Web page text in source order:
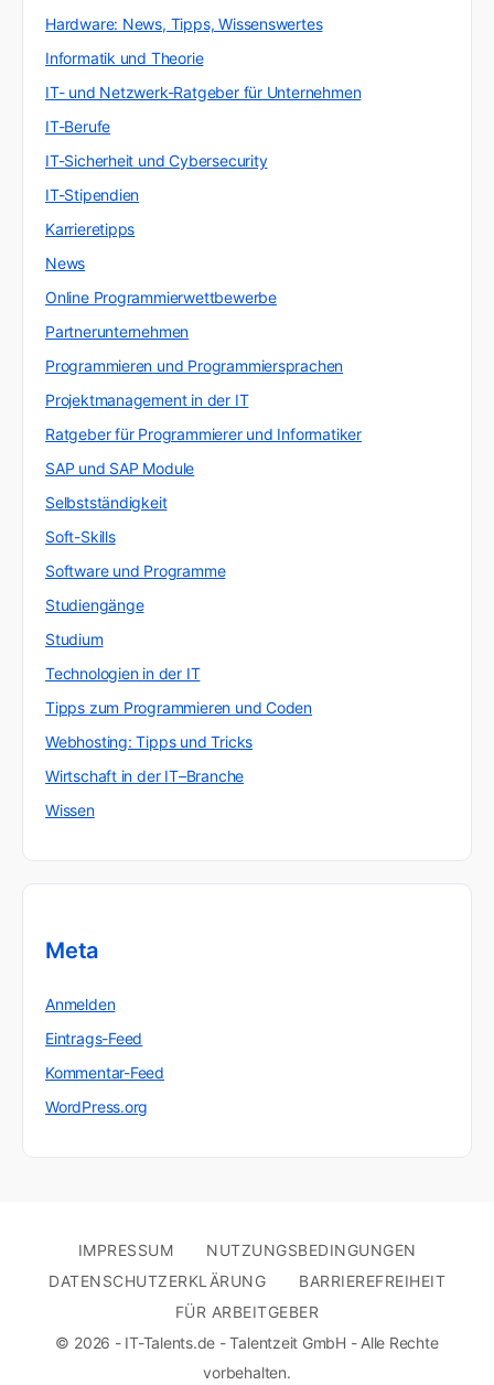
Hardware: News, Tipps, Wissenswertes
Informatik und Theorie
IT- und Netzwerk-Ratgeber für Unternehmen
IT-Berufe
IT-Sicherheit und Cybersecurity
IT-Stipendien
Karrieretipps
News
Online Programmierwettbewerbe
Partnerunternehmen
Programmieren und Programmiersprachen
Projektmanagement in der IT
Ratgeber für Programmierer und Informatiker
SAP und SAP Module
Selbstständigkeit
Soft-Skills
Software und Programme
Studiengänge
Studium
Technologien in der IT
Tipps zum Programmieren und Coden
Webhosting: Tipps und Tricks
Wirtschaft in der IT–Branche
Wissen
Meta
Anmelden
Eintrags-Feed
Kommentar-Feed
WordPress.org
IMPRESSUM
NUTZUNGSBEDINGUNGEN
DATENSCHUTZERKLÄRUNG
BARRIEREFREIHEIT
FÜR ARBEITGEBER
© 2026 - IT-Talents.de - Talentzeit GmbH - Alle Rechte
vorbehalten.